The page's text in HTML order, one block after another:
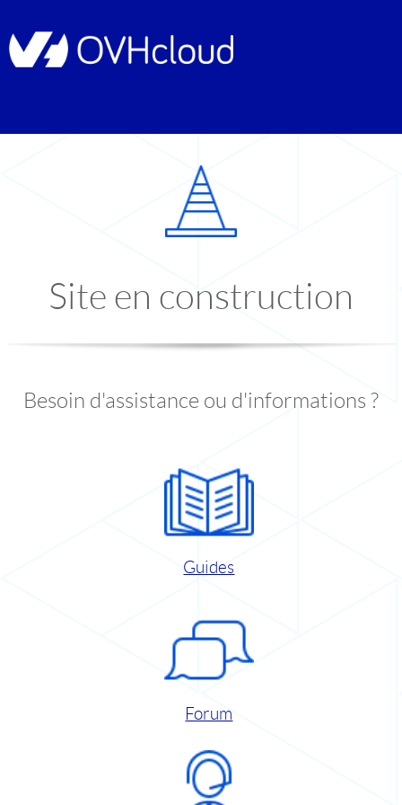
Site en construction
Besoin d'assistance ou d'informations ?
Guides
Forum